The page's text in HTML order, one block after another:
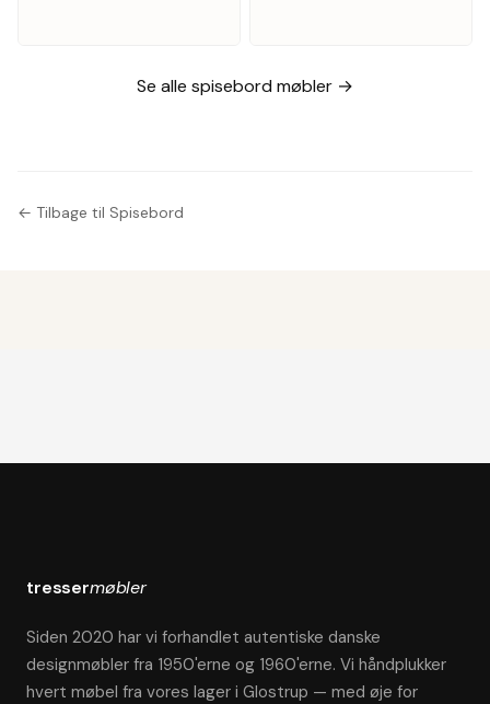
Se alle spisebord møbler →
← Tilbage til Spisebord
tressermøbler
Siden 2020 har vi forhandlet autentiske danske
designmøbler fra 1950'erne og 1960'erne. Vi håndplukker
hvert møbel fra vores lager i Glostrup — med øje for